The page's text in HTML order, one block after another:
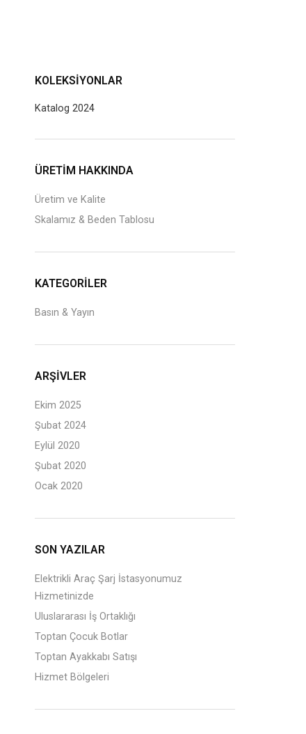
KOLEKSIYONLAR
Katalog 2024
ÜRETİM HAKKINDA
Üretim ve Kalite
Skalamız & Beden Tablosu
KATEGORILER
Basın & Yayın
ARŞIVLER
Ekim 2025
Şubat 2024
Eylül 2020
Şubat 2020
Ocak 2020
SON YAZILAR
Elektrikli Araç Şarj İstasyonumuz
Hizmetinizde
Uluslararası İş Ortaklığı
Toptan Çocuk Botlar
Toptan Ayakkabı Satışı
Hizmet Bölgeleri